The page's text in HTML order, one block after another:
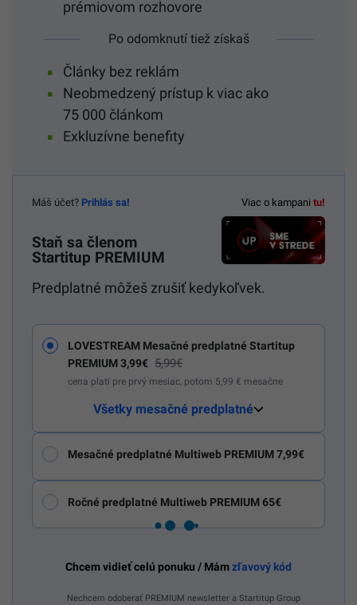
prémiovom rozhovore
Po odomknutí tiež získaš
Články bez reklám
Neobmedzený prístup k viac ako
75 000 článkom
Exkluzívne benefity
Viac o kampani tu!
Máš účet? Prihlás sa!
Staň sa členom
Startitup PREMIUM
Predplatné môžeš zrušiť kedykoľvek.
LOVESTREAM Mesačné predplatné Startitup
PREMIUM 3,99€ 5,99€
cena platí pre prvý mesiac, potom 5,99 € mesačne
Všetky mesačné predplatné
Mesačné predplatné Multiweb PREMIUM 7,99€
Ročné predplatné Multiweb PREMIUM 65€
Chcem vidieť celú ponuku / Mámzľavový kód
Nechcem odoberať PREMIUM newsletter a Startitup Group